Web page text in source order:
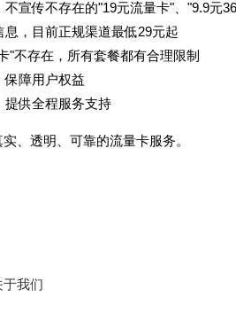
宣传不存在的"19元流量卡"、"9.9元
，目前正规渠道最低29元起
"不存在，所有套餐都有合理限制
障用户权益
供全程服务支持
、透明、可靠的流量卡服务。
于我们